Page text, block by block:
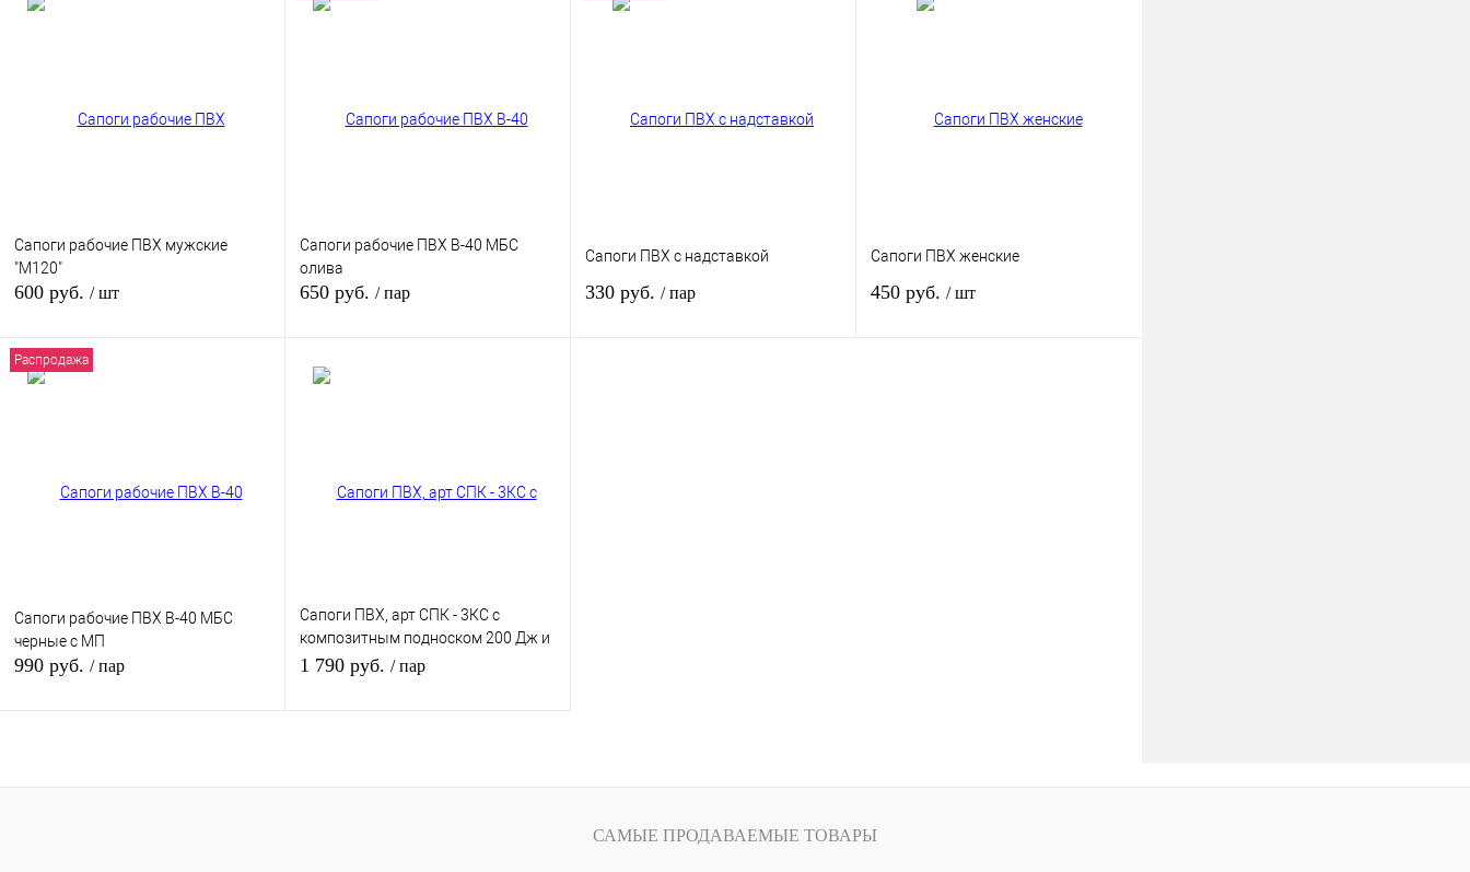
Сапоги рабочие ПВХ мужские
"М120"
600 руб. / шт
наличии
Сапоги рабочие ПВХ В-40 МБС
олива
650 руб. / пар
наличии
Сапоги ПВХ с надставкой
330 руб. / пар
Сапоги ПВХ женские
450 руб. / шт
Распродажа
Сапоги рабочие ПВХ В-40 МБС
черные с МП
990 руб. / пар
Сапоги ПВХ, арт СПК - 3КС с
композитным подноском 200 Дж и
с кевларовой стелькой 1200 Н
1 790 руб. / пар
САМЫЕ ПРОДАВАЕМЫЕ ТОВАРЫ